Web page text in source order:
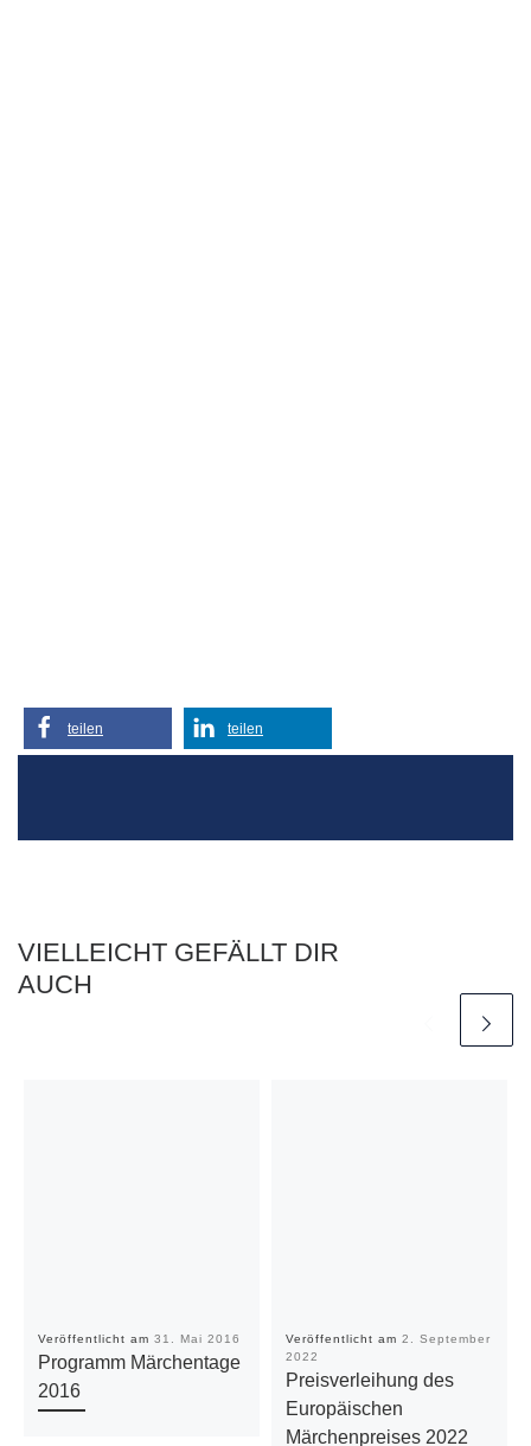
teilen teilen
VIELLEICHT GEFÄLLT DIR
AUCH
Veröffentlicht am 31. Mai 2016
Programm Märchentage
2016
Veröffentlicht am 2. September
2022
Preisverleihung des
Europäischen
Märchenpreises 2022